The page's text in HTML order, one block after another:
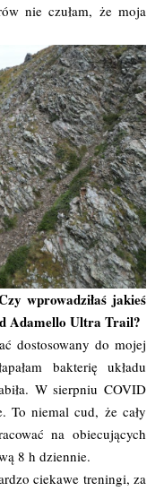
nie czułam, że moja
wprowadziłaś jakieś
Adamello Ultra Trail?
dostosowany do mojej
bakterię układu
W sierpniu COVID
To niemal cud, że cały
na obiecujących
8 h dziennie.
ciekawe treningi, za